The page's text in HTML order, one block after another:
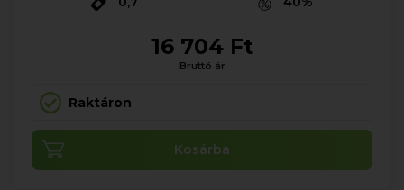
16 704 Ft
Bruttó ár
Raktáron
Kosárba